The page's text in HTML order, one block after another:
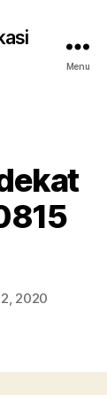
Menu
2020